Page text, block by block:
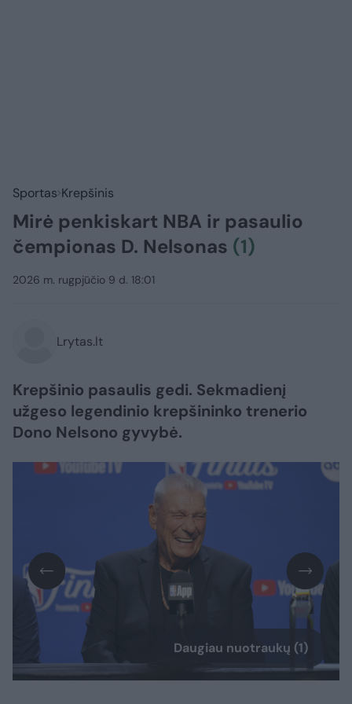
Sportas Krepšinis
Mirė penkiskart NBA ir pasaulio
čempionas D. Nelsonas (1)
2026 m. rugpjūčio 9 d. 18:01
Lrytas.lt
Krepšinio pasaulis gedi. Sekmadienį
užgeso legendinio krepšininko trenerio
Dono Nelsono gyvybė.
Daugiau nuotraukų (1)